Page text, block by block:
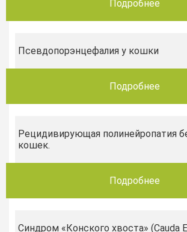
Подробнее
Псевдопорэнцефалия у кошки
Подробнее
Рецидивирующая полинейропатия
кошек.
Подробнее
Синдром «Конского хвоста» (Cauda